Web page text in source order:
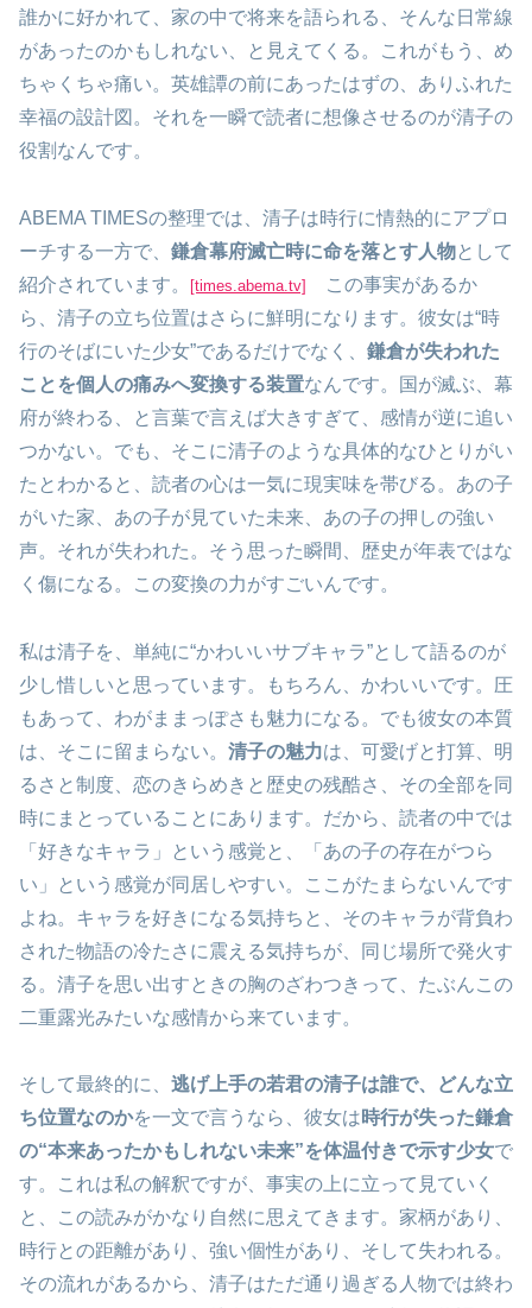
誰かに好かれて、家の中で将来を語られる、そんな日常線
があったのかもしれない、と見えてくる。これがもう、め
ちゃくちゃ痛い。英雄譚の前にあったはずの、ありふれた
幸福の設計図。それを一瞬で読者に想像させるのが清子の
役割なんです。
ABEMA TIMESの整理では、清子は時行に情熱的にアプロ
ーチする一方で、 鎌倉幕府滅亡時に命を落とす人物として
紹介されています。
[times.abema.tv]
この事実があるか
ら、清子の立ち位置はさらに鮮明になります。彼女は“時
行のそばにいた少女”であるだけでなく、 鎌倉が失われた
ことを個人の痛みへ変換する装置なんです。国が滅ぶ、幕
府が終わる、と言葉で言えば大きすぎて、感情が逆に追い
つかない。でも、そこに清子のような具体的なひとりがい
たとわかると、読者の心は一気に現実味を帯びる。あの子
がいた家、あの子が見ていた未来、あの子の押しの強い
声。それが失われた。そう思った瞬間、歴史が年表ではな
く傷になる。この変換の力がすごいんです。
私は清子を、単純に“かわいいサブキャラ”として語るのが
少し惜しいと思っています。もちろん、かわいいです。圧
もあって、わがままっぽさも魅力になる。でも彼女の本質
は、そこに留まらない。 清子の魅力は、可愛げと打算、明
るさと制度、恋のきらめきと歴史の残酷さ、その全部を同
時にまとっていることにあります。だから、読者の中では
「好きなキャラ」という感覚と、「あの子の存在がつら
い」という感覚が同居しやすい。ここがたまらないんです
よね。キャラを好きになる気持ちと、そのキャラが背負わ
された物語の冷たさに震える気持ちが、同じ場所で発火す
る。清子を思い出すときの胸のざわつきって、たぶんこの
二重露光みたいな感情から来ています。
そして最終的に、 逃げ上手の若君の清子は誰で、どんな立
ち位置なのかを一文で言うなら、彼女は時行が失った鎌倉
の“本来あったかもしれない未来”を体温付きで示す少女で
す。これは私の解釈ですが、事実の上に立って見ていく
と、この読みがかなり自然に思えてきます。家柄があり、
時行との距離があり、強い個性があり、そして失われる。
その流れがあるから、清子はただ通り過ぎる人物では終わ